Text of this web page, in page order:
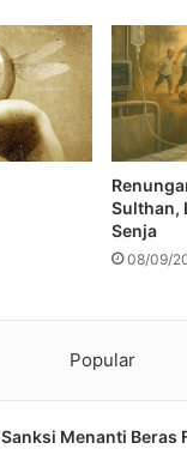
Sulthan,
Senja
08/09/
Popular
Sanksi Menanti Beras